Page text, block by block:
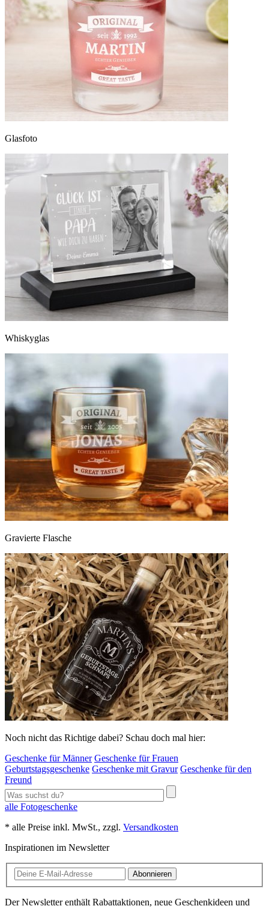
Glasfoto
Whiskyglas
Gravierte Flasche
Noch nicht das Richtige dabei? Schau doch mal hier:
Geschenke für Männer Geschenke für Frauen
Geburtstagsgeschenke Geschenke mit Gravur Geschenke für den
Freund
alle Fotogeschenke
* alle Preise inkl. MwSt., zzgl. Versandkosten
Inspirationen im Newsletter
Abonnieren
Der Newsletter enthält Rabattaktionen, neue Geschenkideen und